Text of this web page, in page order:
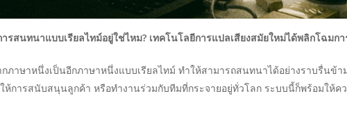
รสนทนาแบบเรียลไทม์อยู่ใช่ไหม? เทคโนโลยีการแปลเสียงสมัยใหม่ได้พลิกโฉมก
ภาษาหนึ่งเป็นอีกภาษาหนึ่งแบบเรียลไทม์ ทำให้สามารถสนทนาได้อย่างราบรื่นข้
ห้การสนับสนุนลูกค้า หรือทำงานร่วมกับทีมที่กระจายอยู่ทั่วโลก ระบบนี้ก็พร้อมให้ค